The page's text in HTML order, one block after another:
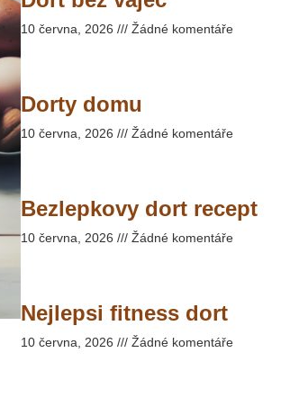
10 června, 2026 Žádné komentáře
Dorty domu
10 června, 2026 Žádné komentáře
Bezlepkovy dort recept
10 června, 2026 Žádné komentáře
Nejlepsi fitness dort
10 června, 2026 Žádné komentáře